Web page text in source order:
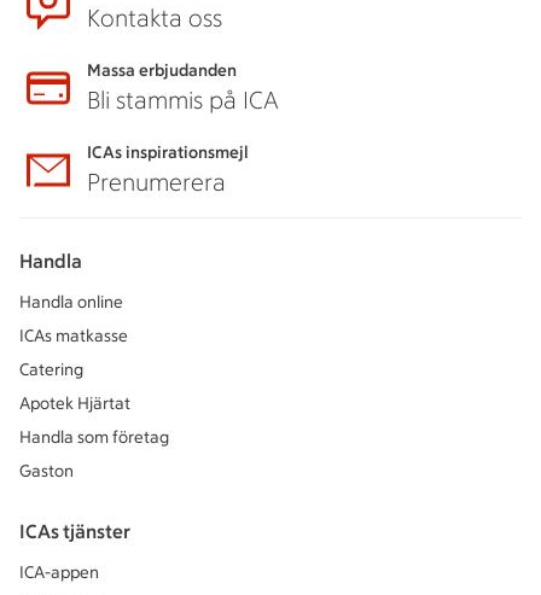
Kontakta oss
Massa erbjudanden
Bli stammis på ICA
ICAs inspirationsmejl
Prenumerera
Handla
Handla online
ICAs matkasse
Catering
Apotek Hjärtat
Handla som företag
Gaston
ICAs tjänster
ICA-appen